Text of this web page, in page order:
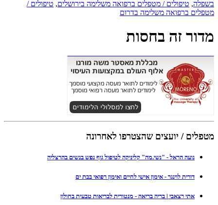
בשפלה, טיפולים / מטפלים ברפואה משלימה בירושלים, טיפולים /
מטפלים ברפואה משלימה בדרום
מדור זה בחסות
מטפלים / יועצים שהצטרפו לאחרונה
נועה הראל - "נשי.מה" קליניקה לטיפול גוף נפש בנשים בהרצליה
דורית לוינגר - אימון אישי לחיים ואימון רפואי בבת ים
אתי רצאבי | בריה בריאה - מנטורית לבריאות טבעית בחולון